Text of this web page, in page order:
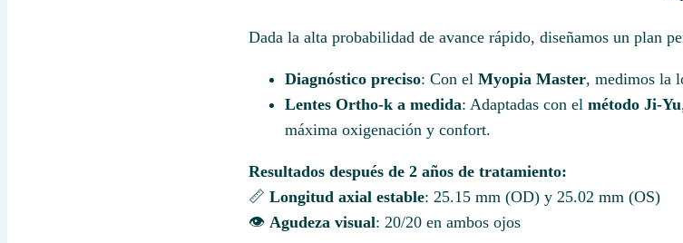
Dada la alta probabilidad de avance rápido, diseñamos un plan
Diagnóstico preciso: Con el Myopia Master, medimos la
Lentes Ortho-k a medida: Adaptadas con el método Ji-Yu
máxima oxigenación y confort.
Resultados después de 2 años de tratamiento:
📏 Longitud axial estable: 25.15 mm (OD) y 25.02 mm (OS)
👁️ Agudeza visual: 20/20 en ambos ojos